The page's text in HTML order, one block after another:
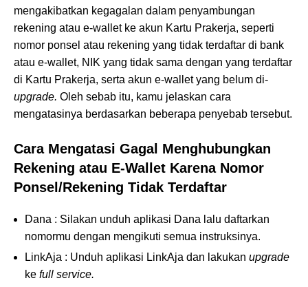
mengakibatkan kegagalan dalam penyambungan
rekening atau e-wallet ke akun Kartu Prakerja, seperti
nomor ponsel atau rekening yang tidak terdaftar di bank
atau e-wallet, NIK yang tidak sama dengan yang terdaftar
di Kartu Prakerja, serta akun e-wallet yang belum di-
upgrade. Oleh sebab itu, kamu jelaskan cara
mengatasinya berdasarkan beberapa penyebab tersebut.
Cara Mengatasi Gagal Menghubungkan
Rekening atau E-Wallet Karena Nomor
Ponsel/Rekening Tidak Terdaftar
Dana : Silakan unduh aplikasi Dana lalu daftarkan
nomormu dengan mengikuti semua instruksinya.
LinkAja : Unduh aplikasi LinkAja dan lakukan upgrade
ke full service.